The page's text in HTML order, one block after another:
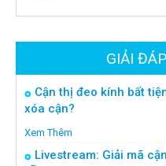
GIẢI
Cận thị đeo kính bất
xóa cận?
Xem Thêm
Livestream: Giải mã